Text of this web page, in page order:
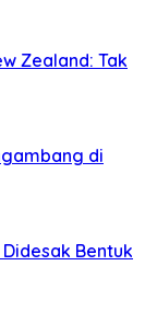
Zealand: Tak
di
Didesak Bentuk